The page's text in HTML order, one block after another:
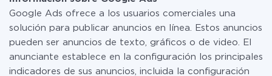
Google Ads ofrece a los usuarios comerciales una
solución para publicar anuncios en línea. Estos anuncios
pueden ser anuncios de texto, gráficos o de video. El
anunciante establece en la configuración los principales
indicadores de sus anuncios, incluida la configuración